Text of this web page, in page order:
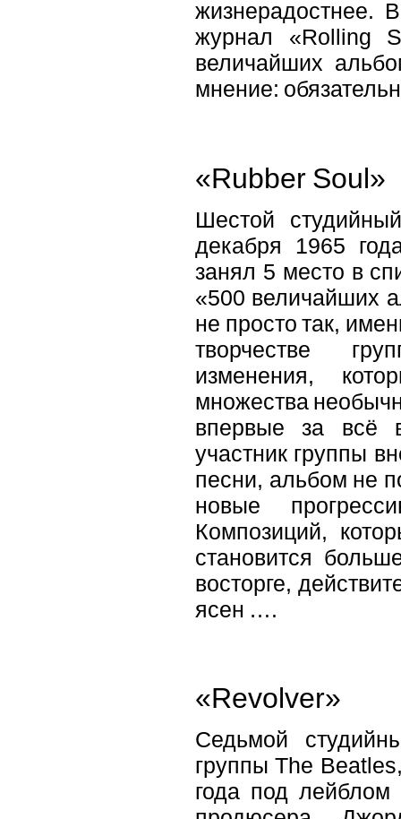
жизнерадостнее.
журнал «Rolling
величайших
мнение:
«Rubber Soul»
Шестой
декабря 1965
занял 5 место в
«500 величайших
не просто так,
творчестве
изменения,
множества
впервые за всё
участник группы
песни, альбом не
новые
Композиций,
становится
восторге,
ясен ….
«Revolver»
Седьмой
группы The
года под лейблом